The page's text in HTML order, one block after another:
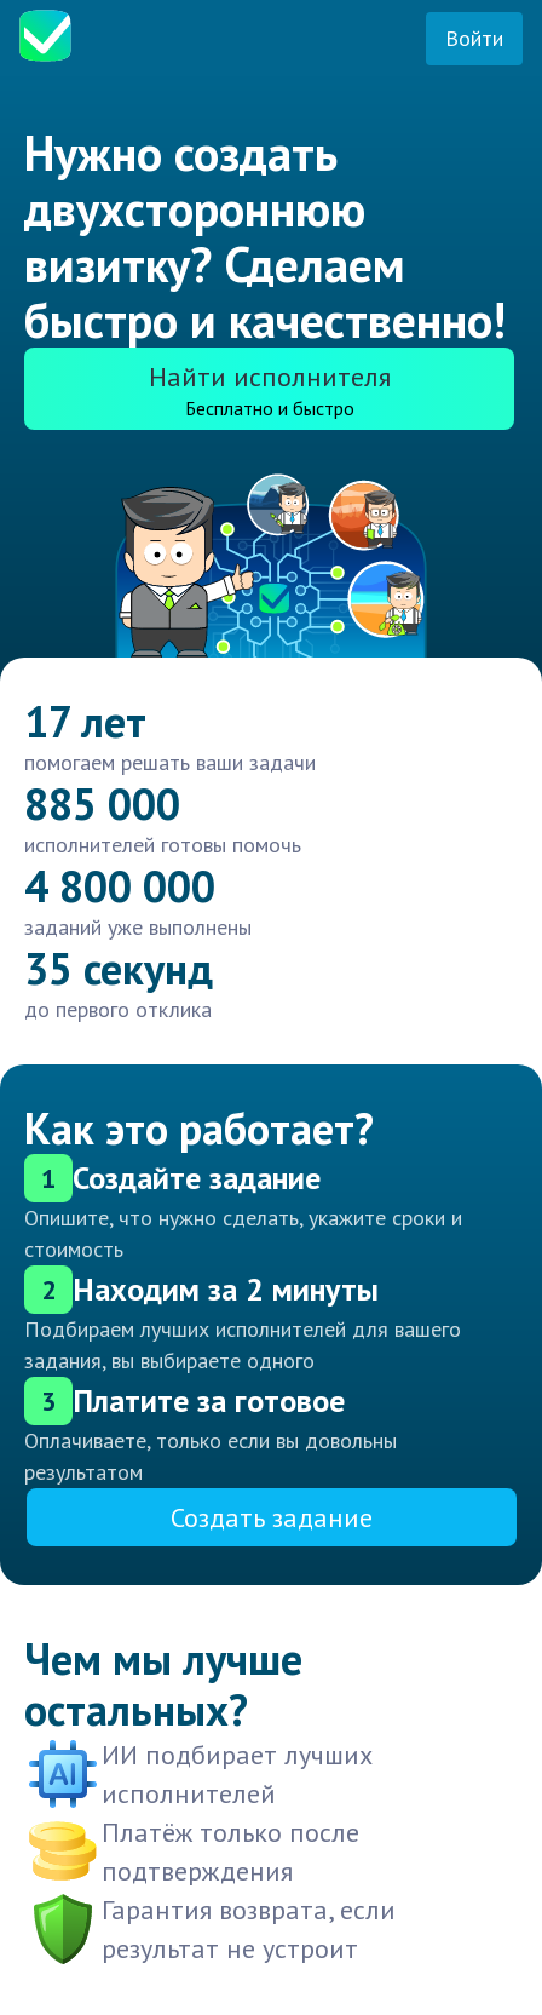
Войти
Нужно создать
двухстороннюю
визитку? Сделаем
быстро и качественно!
Найти исполнителя
Бесплатно и быстро
17 лет
помогаем решать ваши задачи
885 000
исполнителей готовы помочь
4 800 000
заданий уже выполнены
35 секунд
до первого отклика
Как это работает?
1 Создайте задание
Опишите, что нужно сделать, укажите сроки и
стоимость
2 Находим за 2 минуты
Подбираем лучших исполнителей для вашего
задания, вы выбираете одного
3 Платите за готовое
Оплачиваете, только если вы довольны
результатом
Создать задание
Чем мы лучше
остальных?
ИИ подбирает лучших
исполнителей
Платёж только после
подтверждения
Гарантия возврата, если
результат не устроит